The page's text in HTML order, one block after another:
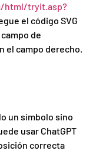
html/tryit.asp?
el código SVG
de
el campo derecho.
un símbolo sino
usar ChatGPT
correcta